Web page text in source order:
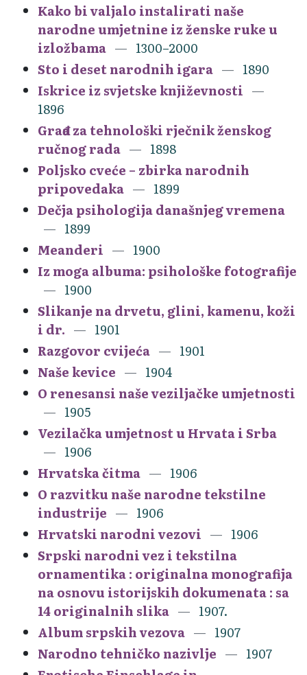
Kako bi valjalo instalirati naše
narodne umjetnine iz ženske ruke u
izložbama
1300–2000
Sto i deset narodnih igara
1890
Iskrice iz svjetske književnosti
1896
Građa za tehnološki rječnik ženskog
ručnog rada
1898
Poljsko cveće – zbirka narodnih
pripovedaka
1899
Dečja psihologija današnjeg vremena
1899
Meanderi
1900
Iz moga albuma: psihološke fotografije
1900
Slikanje na drvetu, glini, kamenu, koži
i dr.
1901
Razgovor cvijeća
1901
Naše kevice
1904
O renesansi naše veziljačke umjetnosti
1905
Vezilačka umjetnost u Hrvata i Srba
1906
Hrvatska čitma
1906
O razvitku naše narodne tekstilne
industrije
1906
Hrvatski narodni vezovi
1906
Srpski narodni vez i tekstilna
ornamentika : originalna monografija
na osnovu istorijskih dokumenata : sa
14 originalnih slika
1907.
Album srpskih vezova
1907
Narodno tehničko nazivlje
1907